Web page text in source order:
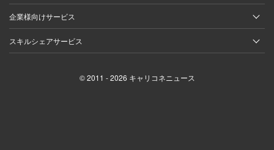
企業様向けサービス
スキルシェアサービス
© 2011 - 2026 キャリコネニュース